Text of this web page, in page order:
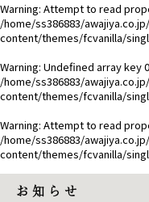
Warning: Attempt to read
/home/ss386883/
content/themes/fcvanilla/
Warning: Undefined array key
/home/ss386883/
content/themes/fcvanilla/
Warning: Attempt to read
/home/ss386883/
content/themes/fcvanilla/
お 知 ら せ